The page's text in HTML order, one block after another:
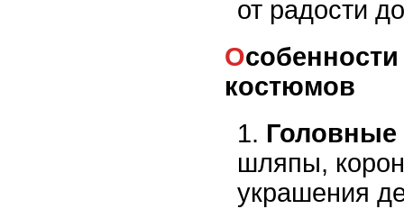
от радости
Особенности традиционных
костюмов
шляпы,
украшения